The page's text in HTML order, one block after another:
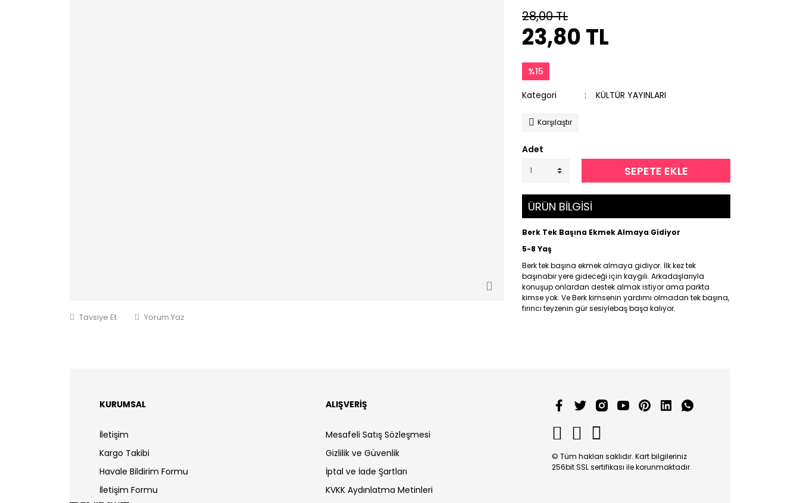
Tavsiye Et Yorum Yaz
28,00 TL
23,80 TL
%15
Kategori KÜLTÜR YAYINLARI
Karşılaştır
Adet
SEPETE EKLE
ÜRÜN BİLGİSİ
Berk Tek Başına Ekmek Almaya Gidiyor
5-8 Yaş
Berktekbaşına ekmek almaya gidiyor. İlk kez tek
başınabiryere gideceği için kaygılı. Arkadaşlarıyla
konuşup onlardan destek almak istiyorama parkta
kimse yok. Ve Berk kimsenin yardımı olmadan tek başına,
fırıncı teyzenin gür sesiylebaş başa kalıyor.
KURUMSAL
İletişim
Kargo Takibi
Havale Bildirim Formu
İletişim Formu
ALIŞVERİŞ
Mesafeli Satış Sözleşmesi
Gizlilik ve Güvenlik
İptal ve İade Şartları
KVKK Aydınlatma Metinleri
© Tüm hakları saklıdır. Kart bilgileriniz
256bit SSL sertifikası ile korunmaktadır.